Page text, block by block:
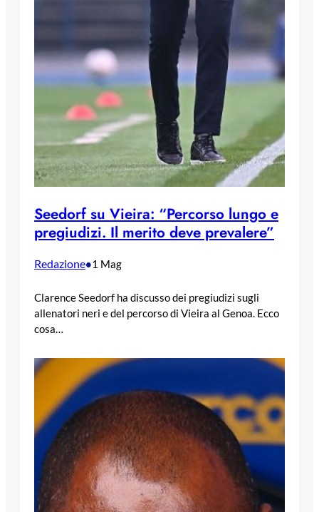
Seedorf su Vieira: “Percorso lungo e
pregiudizi. Il merito deve prevalere”
Redazione•1 Mag
Clarence Seedorf ha discusso dei pregiudizi sugli
allenatori neri e del percorso di Vieira al Genoa. Ecco
cosa…